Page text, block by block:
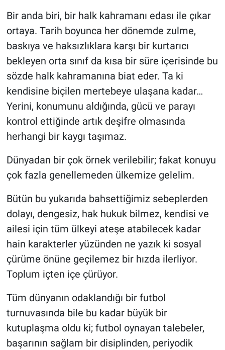
Bir anda biri, bir halk kahramanı edası ile çıkar
ortaya. Tarih boyunca her dönemde zulme,
baskıya ve haksızlıklara karşı bir kurtarıcı
bekleyen orta sınıf da kısa bir süre içerisinde bu
sözde halk kahramanına biat eder. Ta ki
kendisine biçilen mertebeye ulaşana kadar…
Yerini, konumunu aldığında, gücü ve parayı
kontrol ettiğinde artık deşifre olmasında
herhangi bir kaygı taşımaz.
Dünyadan bir çok örnek verilebilir; fakat konuyu
çok fazla genellemeden ülkemize gelelim.
Bütün bu yukarıda bahsettiğimiz sebeplerden
dolayı, dengesiz, hak hukuk bilmez, kendisi ve
ailesi için tüm ülkeyi ateşe atabilecek kadar
hain karakterler yüzünden ne yazık ki sosyal
çürüme önüne geçilemez bir hızda ilerliyor.
Toplum içten içe çürüyor.
Tüm dünyanın odaklandığı bir futbol
turnuvasında bile bu kadar büyük bir
kutuplaşma oldu ki; futbol oynayan talebeler,
başarının sağlam bir disiplinden, periyodik